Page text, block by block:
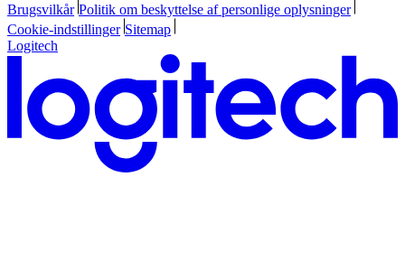
Brugsvilkår Politik om beskyttelse af personlige oplysninger
Cookie-indstillinger Sitemap
Logitech